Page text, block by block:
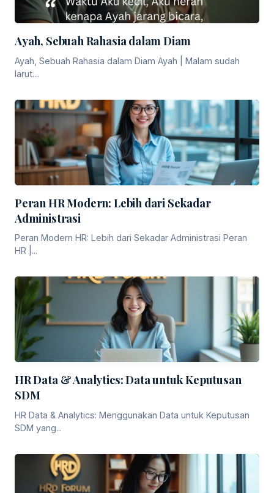
Ayah, Sebuah Rahasia dalam Diam
Ayah, Sebuah Rahasia dalam Diam Ayah | Malam sudah
larut....
Peran HR Modern: Lebih dari Sekadar
Administrasi
Peran Modern HR: Lebih dari Sekadar Administrasi Peran
HR |...
HR Data & Analytics: Data untuk Keputusan
SDM
HR Data & Analytics: Menggunakan Data untuk Keputusan
SDM yang...